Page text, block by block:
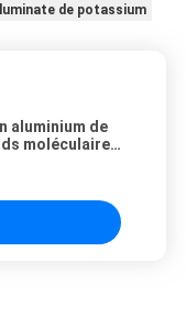
de potassium
aluminium de
moléculaire